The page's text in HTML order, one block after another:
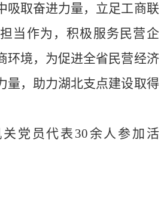
吸取奋进力量，立足工商联
当作为，积极服务民营企
环境，为促进全省民营经济
量，助力湖北支点建设取得
党员代表 30余人参加活